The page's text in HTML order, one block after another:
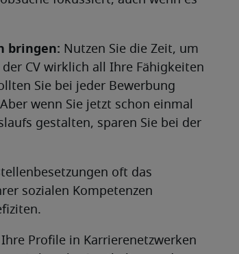
bringen: Nutzen Sie die Zeit, um
CV wirklich all Ihre Fähigkeiten
Sie bei jeder Bewerbung
wenn Sie jetzt schon einmal
gestalten, sparen Sie bei der
oft das
sozialen Kompetenzen
Ihre Profile in Karrierenetzwerken